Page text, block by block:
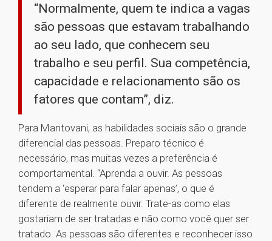
“Normalmente, quem te indica a vagas
são pessoas que estavam trabalhando
ao seu lado, que conhecem seu
trabalho e seu perfil. Sua competência,
capacidade e relacionamento são os
fatores que contam”, diz.
Para Mantovani, as habilidades sociais são o grande
diferencial das pessoas. Preparo técnico é
necessário, mas muitas vezes a preferência é
comportamental. “Aprenda a ouvir. As pessoas
tendem a ‘esperar para falar apenas’, o que é
diferente de realmente ouvir. Trate-as como elas
gostariam de ser tratadas e não como você quer ser
tratado. As pessoas são diferentes e reconhecer isso